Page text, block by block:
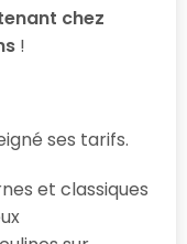
chez
!
ses tarifs.
et classiques